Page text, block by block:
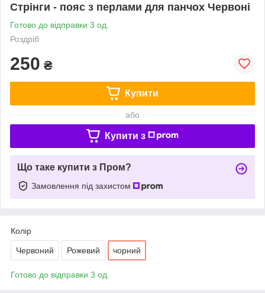
Стрінги - пояс з перлами для панчох Червоні
Готово до відправки 3 од.
Роздріб
250 ₴
Купити
або
Купити з
Що таке купити з Пром?
Замовлення під захистом
Колір
Червоний Рожевий чорний
Готово до відправки 3 од.